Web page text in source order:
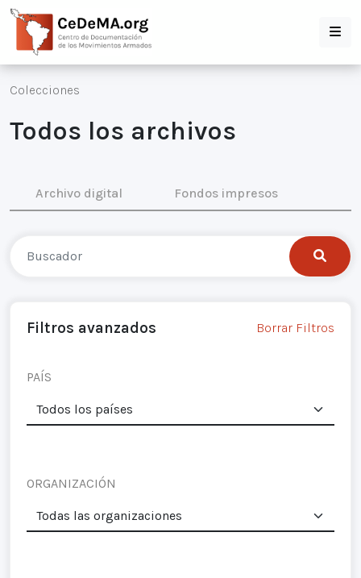
Colecciones
Todos los archivos
Archivo digital Fondos impresos
Filtros avanzados Borrar Filtros
PAÍS
ORGANIZACIÓN